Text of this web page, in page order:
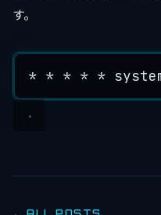
す。
* * * * *